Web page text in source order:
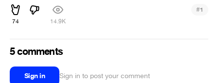
74 14.9K
#1
5 comments
Sign in Sign in to post your comment